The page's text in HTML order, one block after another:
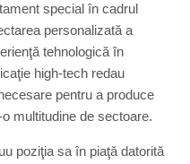
special în cadrul
personalizată a
tehnologică în
high-tech redau
pentru a produce
multitudine de sectoare.
poziţia sa în piaţă datorită